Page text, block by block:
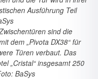
Ausführung Teil
sind die
dem „Pivota DX38“ für
Türen verbaut. Das
„Cristal“ insgesamt 250
BaSys